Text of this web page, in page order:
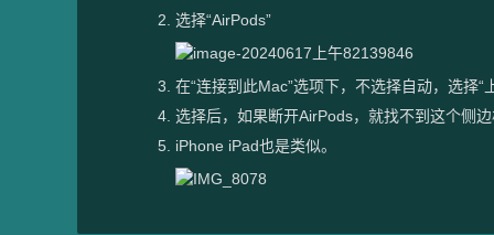
选择“AirPods”
在“连接到此Mac”选项下，不选择自动，选择“
选择后，如果断开AirPods，就找不到这个侧
iPhone iPad也是类似。